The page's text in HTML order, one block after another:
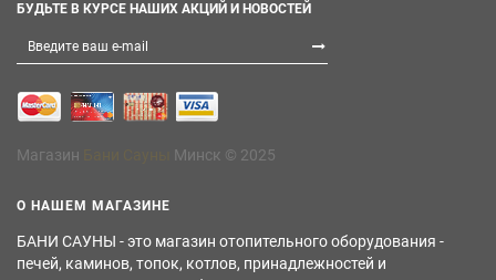
БУДЬТЕ В КУРСЕ НАШИХ АКЦИЙ И НОВОСТЕЙ
Магазин Минск © 2025
О НАШЕМ МАГАЗИНЕ
БАНИ САУНЫ - это магазин отопительного оборудования -
печей, каминов, топок, котлов, принадлежностей и